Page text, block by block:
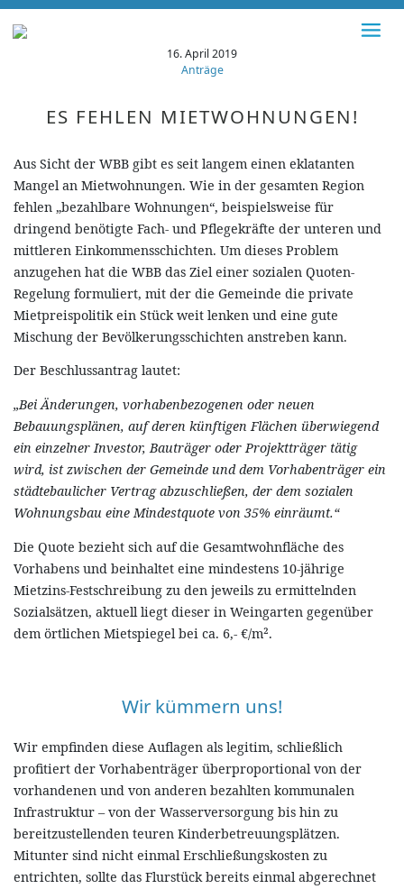
16. April 2019
Anträge
ES FEHLEN MIETWOHNUNGEN!
Aus Sicht der WBB gibt es seit langem einen eklatanten
Mangel an Mietwohnungen. Wie in der gesamten Region
fehlen „bezahlbare Wohnungen“, beispielsweise für
dringend benötigte Fach- und Pflegekräfte der unteren und
mittleren Einkommensschichten. Um dieses Problem
anzugehen hat die WBB das Ziel einer sozialen Quoten-
Regelung formuliert, mit der die Gemeinde die private
Mietpreispolitik ein Stück weit lenken und eine gute
Mischung der Bevölkerungsschichten anstreben kann.
Der Beschlussantrag lautet:
„Bei Änderungen, vorhabenbezogenen oder neuen
Bebauungsplänen, auf deren künftigen Flächen überwiegend
ein einzelner Investor, Bauträger oder Projektträger tätig
wird, ist zwischen der Gemeinde und dem Vorhabenträger ein
städtebaulicher Vertrag abzuschließen, der dem sozialen
Wohnungsbau eine Mindestquote von 35% einräumt.“
Die Quote bezieht sich auf die Gesamtwohnfläche des
Vorhabens und beinhaltet eine mindestens 10-jährige
Mietzins-Festschreibung zu den jeweils zu ermittelnden
Sozialsätzen, aktuell liegt dieser in Weingarten gegenüber
dem örtlichen Mietspiegel bei ca. 6,- €/m².
Wir kümmern uns!
Wir empfinden diese Auflagen als legitim, schließlich
profitiert der Vorhabenträger überproportional von der
vorhandenen und von anderen bezahlten kommunalen
Infrastruktur – von der Wasserversorgung bis hin zu
bereitzustellenden teuren Kinderbetreuungsplätzen.
Mitunter sind nicht einmal Erschließungskosten zu
entrichten, sollte das Flurstück bereits einmal abgerechnet